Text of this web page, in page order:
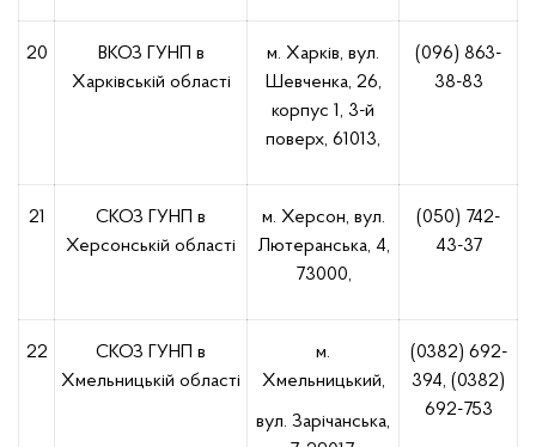
20
ВКОЗ ГУНП в
Харківській області
м. Харків, вул.
Шевченка, 26,
корпус 1, 3-й
поверх, 61013,
(096) 863-
38-83
21
СКОЗ ГУНП в
Херсонській області
м. Херсон, вул.
Лютеранська, 4,
73000,
(050) 742-
43-37
22
СКОЗ ГУНП в
Хмельницькій області
м.
Хмельницький,
вул. Зарічанська,
(0382) 692-
394, (0382)
692-753